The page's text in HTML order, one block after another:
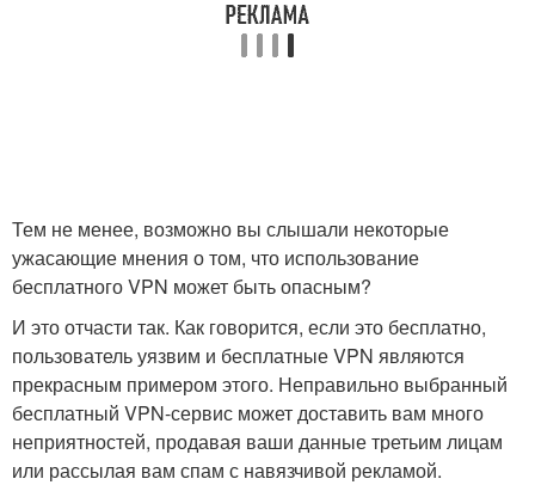
Тем не менее, возможно вы слышали некоторые
ужасающие мнения о том, что использование
бесплатного VPN может быть опасным?
И это отчасти так. Как говорится, если это бесплатно,
пользователь уязвим и бесплатные VPN являются
прекрасным примером этого. Неправильно выбранный
бесплатный VPN-сервис может доставить вам много
неприятностей, продавая ваши данные третьим лицам
или рассылая вам спам с навязчивой рекламой.